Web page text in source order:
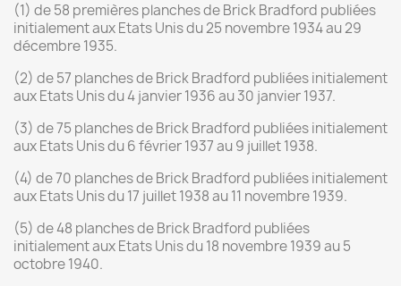
(1) de 58 premières planches de Brick Bradford publiées
initialement aux Etats Unis du 25 novembre 1934 au 29
décembre 1935.
(2) de 57 planches de Brick Bradford publiées initialement
aux Etats Unis du 4 janvier 1936 au 30 janvier 1937.
(3) de 75 planches de Brick Bradford publiées initialement
aux Etats Unis du 6 février 1937 au 9 juillet 1938.
(4) de 70 planches de Brick Bradford publiées initialement
aux Etats Unis du 17 juillet 1938 au 11 novembre 1939.
(5) de 48 planches de Brick Bradford publiées
initialement aux Etats Unis du 18 novembre 1939 au 5
octobre 1940.